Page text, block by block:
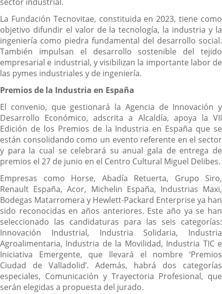
La Fundación Tecnovitae, constituida en 2023, tiene como
objetivo difundir el valor de la tecnología, la industria y la
ingeniería como piedra fundamental del desarrollo social.
También impulsan el desarrollo sostenible del tejido
empresarial e industrial, y visibilizan la importante labor de
las pymes industriales y de ingeniería.
Premios de la Industria en España
El convenio, que gestionará la Agencia de Innovación y
Desarrollo Económico, adscrita a Alcaldía, apoya la VII
Edición de los Premios de la Industria en España que se
están consolidando como un evento referente en el sector
y para la cual se celebrará su anual gala de entrega de
premios el 27 de junio en el Centro Cultural Miguel Delibes.
Empresas como Horse, Abadía Retuerta, Grupo Siro,
Renault España, Acor, Michelin España, Industrias Maxi,
Bodegas Matarromera y Hewlett-Packard Enterprise ya han
sido reconocidas en años anteriores. Este año ya se han
seleccionado las candidaturas para las seis categorías:
Innovación Industrial, Industria Solidaria, Industria
Agroalimentaria, Industria de la Movilidad, Industria TIC e
Iniciativa Emergente, que llevará el nombre ‘Premios
Ciudad de Valladolid’. Además, habrá dos categorías
especiales, Comunicación y Trayectoria Profesional, que
serán elegidas a propuesta del jurado.